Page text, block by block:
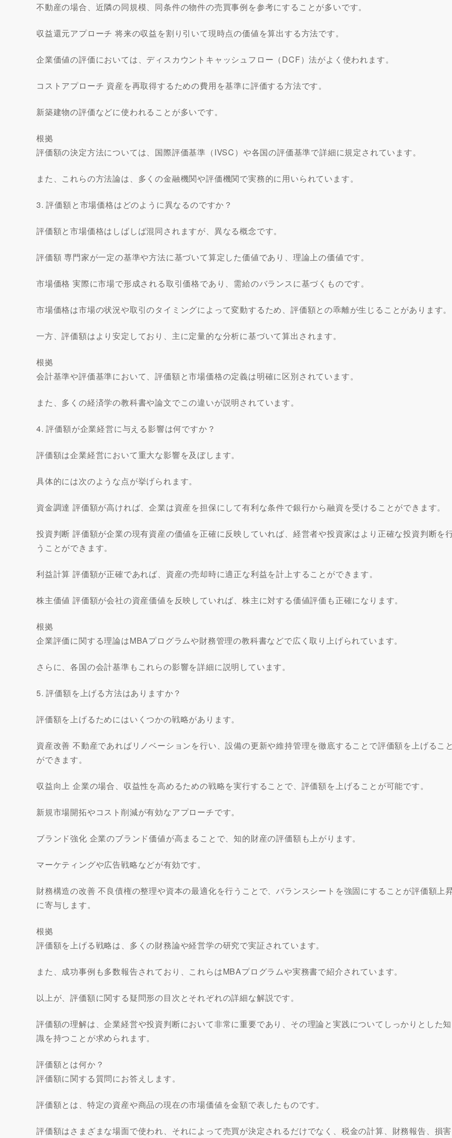
不動産の場合、近隣の同規模、同条件の物件の売買事例を参考にすることが多いです。
収益還元アプローチ 将来の収益を割り引いて現時点の価値を算出する方法です。
企業価値の評価においては、ディスカウントキャッシュフロー（DCF）法がよく使われます。
コストアプローチ 資産を再取得するための費用を基準に評価する方法です。
新築建物の評価などに使われることが多いです。
根拠
評価額の決定方法については、国際評価基準（IVSC）や各国の評価基準で詳細に規定されています。
また、これらの方法論は、多くの金融機関や評価機関で実務的に用いられています。
3. 評価額と市場価格はどのように異なるのですか？
評価額と市場価格はしばしば混同されますが、異なる概念です。
評価額 専門家が一定の基準や方法に基づいて算定した価値であり、理論上の価値です。
市場価格 実際に市場で形成される取引価格であり、需給のバランスに基づくものです。
市場価格は市場の状況や取引のタイミングによって変動するため、評価額との乖離が生じることがあります。
一方、評価額はより安定しており、主に定量的な分析に基づいて算出されます。
根拠
会計基準や評価基準において、評価額と市場価格の定義は明確に区別されています。
また、多くの経済学の教科書や論文でこの違いが説明されています。
4. 評価額が企業経営に与える影響は何ですか？
評価額は企業経営において重大な影響を及ぼします。
具体的には次のような点が挙げられます。
資金調達 評価額が高ければ、企業は資産を担保にして有利な条件で銀行から融資を受けることができます。
投資判断 評価額が企業の現有資産の価値を正確に反映していれば、経営者や投資家はより正確な投資判断を
うことができます。
利益計算 評価額が正確であれば、資産の売却時に適正な利益を計上することができます。
株主価値 評価額が会社の資産価値を反映していれば、株主に対する価値評価も正確になります。
根拠
企業評価に関する理論はMBAプログラムや財務管理の教科書などで広く取り上げられています。
さらに、各国の会計基準もこれらの影響を詳細に説明しています。
5. 評価額を上げる方法はありますか？
評価額を上げるためにはいくつかの戦略があります。
資産改善 不動産であればリノベーションを行い、設備の更新や維持管理を徹底することで評価額を上げるこ
ができます。
収益向上 企業の場合、収益性を高めるための戦略を実行することで、評価額を上げることが可能です。
新規市場開拓やコスト削減が有効なアプローチです。
ブランド強化 企業のブランド価値が高まることで、知的財産の評価額も上がります。
マーケティングや広告戦略などが有効です。
財務構造の改善 不良債権の整理や資本の最適化を行うことで、バランスシートを強固にすることが評価額上
に寄与します。
根拠
評価額を上げる戦略は、多くの財務論や経営学の研究で実証されています。
また、成功事例も多数報告されており、これらはMBAプログラムや実務書で紹介されています。
以上が、評価額に関する疑問形の目次とそれぞれの詳細な解説です。
評価額の理解は、企業経営や投資判断において非常に重要であり、その理論と実践についてしっかりとした知
識を持つことが求められます。
評価額とは何か？
評価額に関する質問にお答えします。
評価額とは、特定の資産や商品の現在の市場価値を金額で表したものです。
評価額はさまざまな場面で使われ、それによって売買が決定されるだけでなく、税金の計算、財務報告、損害